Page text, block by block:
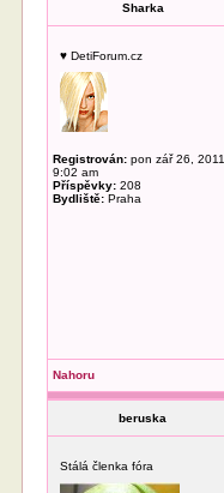
Sharka
♥ DetiForum.cz
Registrován: pon zář 26, 2011
9:02 am
Příspěvky: 208
Bydliště: Praha
Nahoru
beruska
Stálá členka fóra